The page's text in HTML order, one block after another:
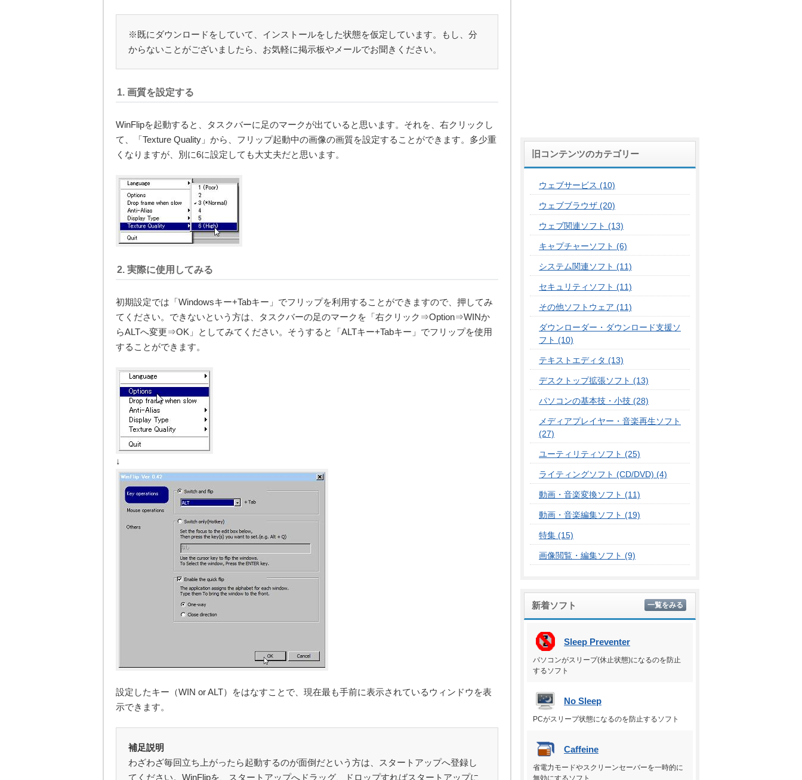
※既にダウンロードをしていて、インストールをした状態を仮定しています。もし、分
からないことがございましたら、お気軽に掲示板やメールでお聞きください。
1. 画質を設定する
WinFlipを起動すると、タスクバーに足のマークが出ていると思います。それを、右クリックし
て、「Texture Quality」から、フリップ起動中の画像の画質を設定することができます。多少重
くなりますが、別に6に設定しても大丈夫だと思います。
2. 実際に使用してみる
初期設定では「Windowsキー+Tabキー」でフリップを利用することができますので、押してみ
てください。できないという方は、タスクバーの足のマークを「右クリック⇒Option⇒WINか
らALTへ変更⇒OK」としてみてください。そうすると「ALTキー+Tabキー」でフリップを使用
することができます。
↓
設定したキー（WIN or ALT）をはなすことで、現在最も手前に表示されているウィンドウを表
示できます。
補足説明
わざわざ毎回立ち上がったら起動するのが面倒だという方は、スタートアップへ登録し
てください。WinFlipを、スタートアップへドラッグ、ドロップすればスタートアップに
旧コンテンツのカテゴリー
ウェブサービス (10)
ウェブブラウザ (20)
ウェブ関連ソフト (13)
キャプチャーソフト (6)
システム関連ソフト (11)
セキュリティソフト (11)
その他ソフトウェア (11)
ダウンローダー・ダウンロード支援ソ
フト (10)
テキストエディタ (13)
デスクトップ拡張ソフト (13)
パソコンの基本技・小技 (28)
メディアプレイヤー・音楽再生ソフト
(27)
ユーティリティソフト (25)
ライティングソフト (CD/DVD) (4)
動画・音楽変換ソフト (11)
動画・音楽編集ソフト (19)
特集 (15)
画像閲覧・編集ソフト (9)
新着ソフト 一覧をみる
Sleep Preventer
パソコンがスリープ(休止状態)になるのを防止
するソフト
No Sleep
PCがスリープ状態になるのを防止するソフト
Caffeine
省電力モードやスクリーンセーバーを一時的に
無効にするソフト